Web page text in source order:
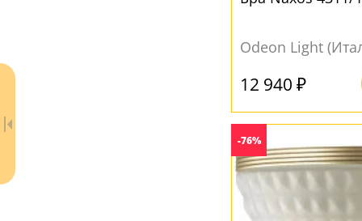
Odeon Light
12 940 ₽
-76%